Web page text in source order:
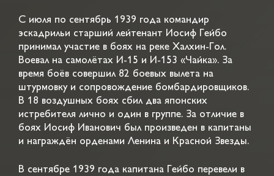
С июля по сентябрь 1939 года командир
эскадрильи старший лейтенант Иосиф Гейбо
принимал участие в боях на реке Халхин-Гол.
Воевал на самолётах И-15 и И-153 «Чайка». За
время боёв совершил 82 боевых вылета на
штурмовку и сопровождение бомбардировщиков.
В 18 воздушных боях сбил два японских
истребителя лично и один в группе. За отличие в
боях Иосиф Иванович был произведен в капитаны
и награждён орденами Ленина и Красной Звезды.
В сентябре 1939 года капитана Гейбо перевели в